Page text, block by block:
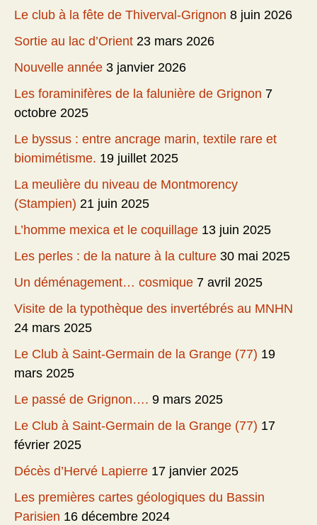
Le club à la fête de Thiverval-Grignon 8 juin 2026
Sortie au lac d’Orient 23 mars 2026
Nouvelle année 3 janvier 2026
Les foraminifères de la falunière de Grignon 7
octobre 2025
Le byssus : entre ancrage marin, textile rare et
biomimétisme. 19 juillet 2025
La meulière du niveau de Montmorency
(Stampien) 21 juin 2025
L’homme mexica et le coquillage 13 juin 2025
Les perles : de la nature à la culture 30 mai 2025
Un déménagement… cosmique 7 avril 2025
Visite de la typothèque des invertébrés au MNHN
24 mars 2025
Le Club à Saint-Germain de la Grange (77) 19
mars 2025
Le passé de Grignon…. 9 mars 2025
Le Club à Saint-Germain de la Grange (77) 17
février 2025
Décès d’Hervé Lapierre 17 janvier 2025
Les premières cartes géologiques du Bassin
Parisien 16 décembre 2024